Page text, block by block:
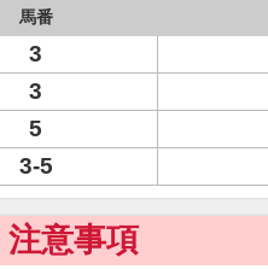
馬番
3
3
5
3-5
注意事項